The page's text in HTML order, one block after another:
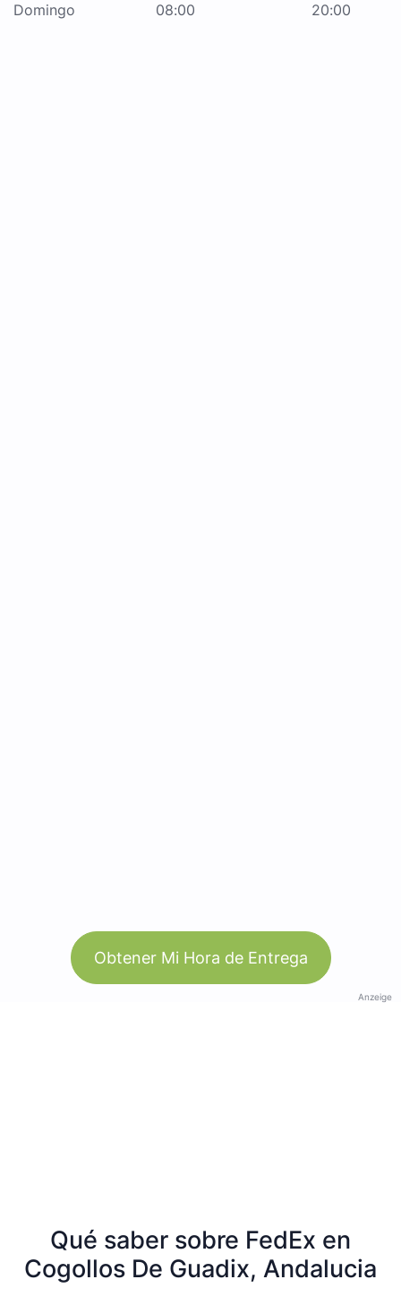
Domingo 08:00 20:00
Obtener Mi Hora de Entrega
Anzeige
Qué saber sobre FedEx en
Cogollos De Guadix, Andalucia